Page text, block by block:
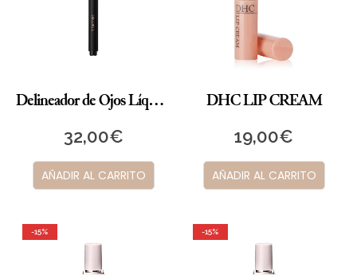
Delineador de Ojos Líquido Styling
32,00€
AÑADIR AL CARRITO
DHC LIP CREAM
19,00€
AÑADIR AL CARRITO
-15% -15%